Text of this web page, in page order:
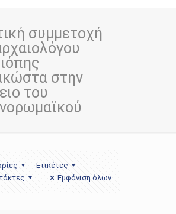
συμμετοχή
στην
του
Ετικέτες
Εμφάνιση όλων